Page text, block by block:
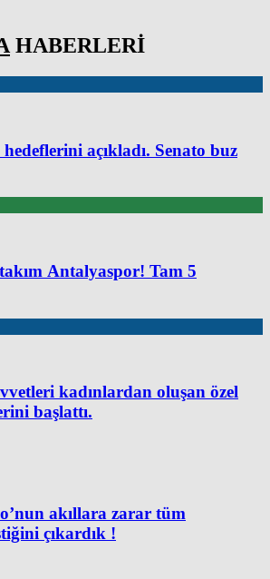
HABERLERİ
açıkladı. Senato buz
Antalyaspor! Tam 5
kadınlardan oluşan özel
başlattı.
akıllara zarar tüm
çıkardık !